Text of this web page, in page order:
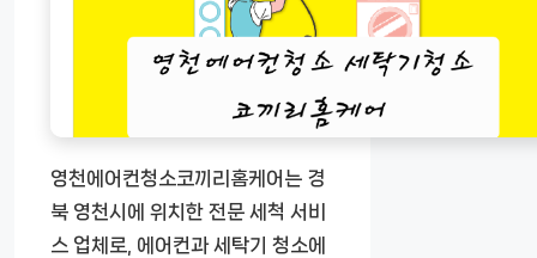
영천에어컨청소코끼리홈케어는 경
북 영천시에 위치한 전문 세척 서비
스 업체로, 에어컨과 세탁기 청소에